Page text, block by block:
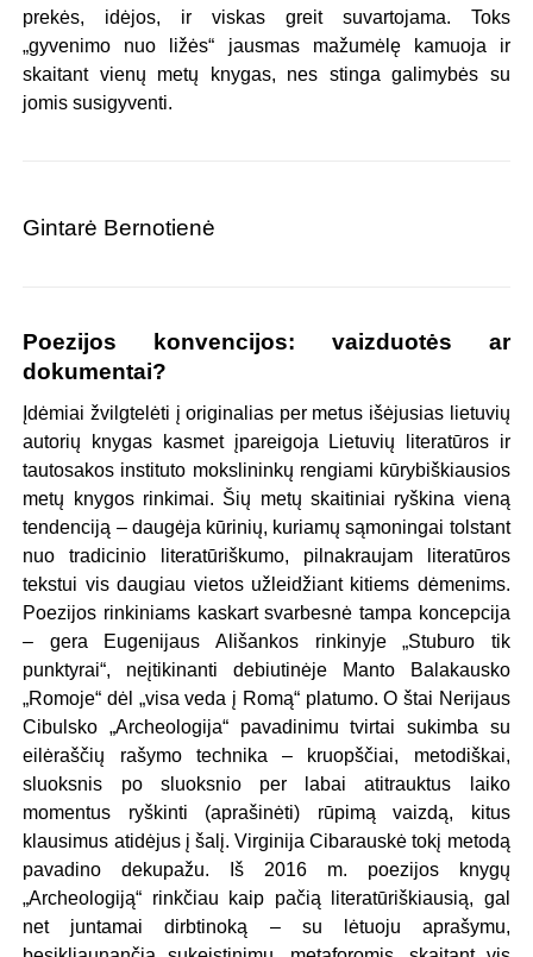
prekės, idėjos, ir viskas greit suvartojama. Toks
„gyvenimo nuo ližės“ jausmas mažumėlę kamuoja ir
skaitant vienų metų knygas, nes stinga galimybės su
jomis susigyventi.
Gintarė Bernotienė
Poezijos konvencijos: vaizduotės ar
dokumentai?
Įdėmiai žvilgtelėti į originalias per metus išėjusias lietuvių
autorių knygas kasmet įpareigoja Lietuvių literatūros ir
tautosakos instituto mokslininkų rengiami kūrybiškiausios
metų knygos rinkimai. Šių metų skaitiniai ryškina vieną
tendenciją – daugėja kūrinių, kuriamų sąmoningai tolstant
nuo tradicinio literatūriškumo, pilnakraujam literatūros
tekstui vis daugiau vietos užleidžiant kitiems dėmenims.
Poezijos rinkiniams kaskart svarbesnė tampa koncepcija
– gera Eugenijaus Ališankos rinkinyje „Stuburo tik
punktyrai“, neįtikinanti debiutinėje Manto Balakausko
„Romoje“ dėl „visa veda į Romą“ platumo. O štai Nerijaus
Cibulsko „Archeologija“ pavadinimu tvirtai sukimba su
eilėraščių rašymo technika – kruopščiai, metodiškai,
sluoksnis po sluoksnio per labai atitrauktus laiko
momentus ryškinti (aprašinėti) rūpimą vaizdą, kitus
klausimus atidėjus į šalį. Virginija Cibarauskė tokį metodą
pavadino dekupažu. Iš 2016 m. poezijos knygų
„Archeologiją“ rinkčiau kaip pačią literatūriškiausią, gal
net juntamai dirbtinoką – su lėtuoju aprašymu,